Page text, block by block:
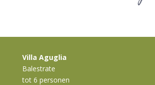
Villa Aguglia
Balestrate
tot 6 personen